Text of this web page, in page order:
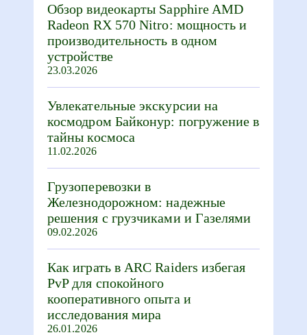
Обзор видеокарты Sapphire AMD
Radeon RX 570 Nitro: мощность и
производительность в одном
устройстве
23.03.2026
Увлекательные экскурсии на
космодром Байконур: погружение в
тайны космоса
11.02.2026
Грузоперевозки в
Железнодорожном: надежные
решения с грузчиками и Газелями
09.02.2026
Как играть в ARC Raiders избегая
PvP для спокойного
кооперативного опыта и
исследования мира
26.01.2026